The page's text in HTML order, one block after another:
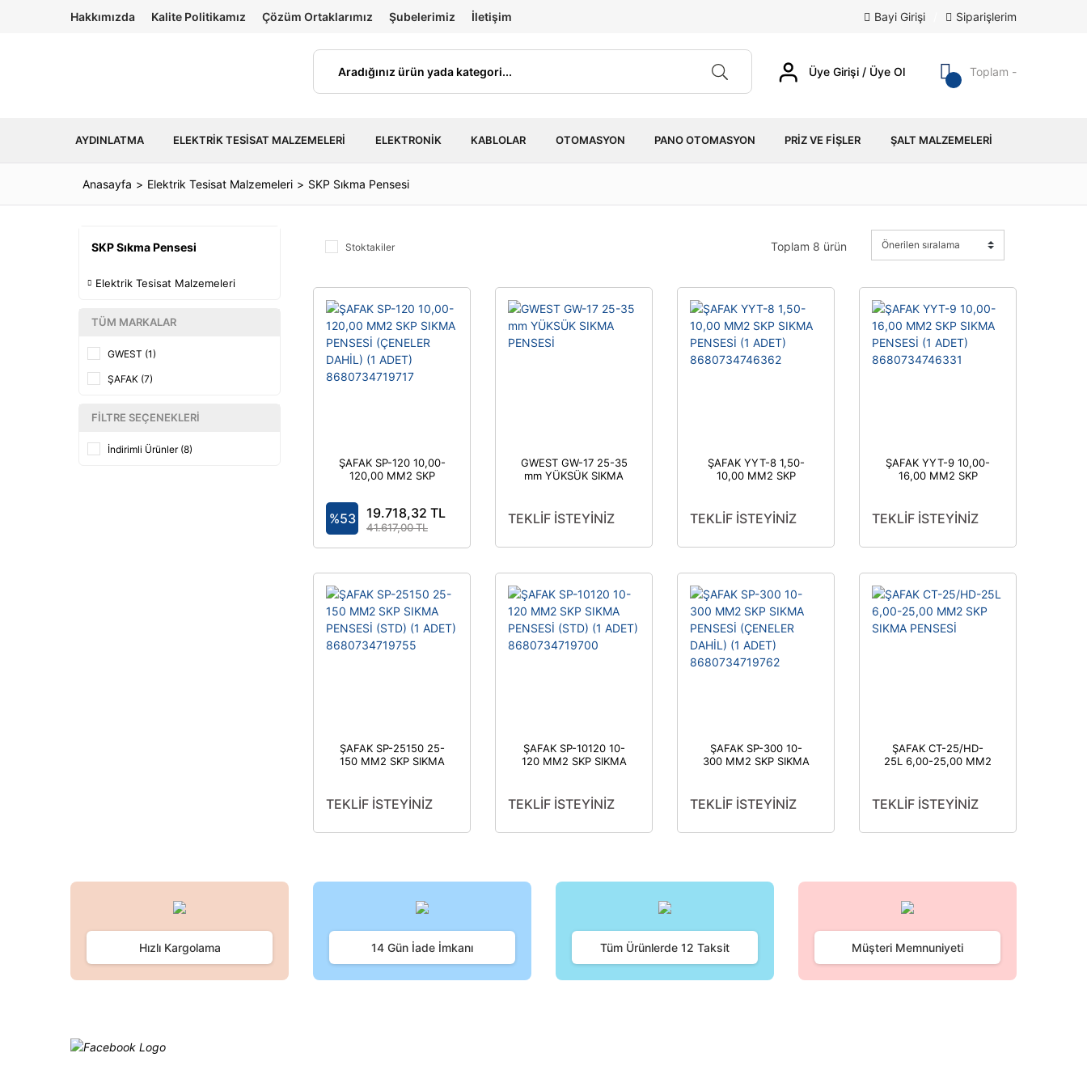
Hakkımızda Kalite Politikamız Çözüm Ortaklarımız Şubelerimiz İletişim Bayi Girişi Siparişlerim
Üye Girişi / Üye Ol Toplam -
AYDINLATMA ELEKTRIK TESISAT MALZEMELERI ELEKTRONIK KABLOLAR OTOMASYON PANO OTOMASYON PRIZ VE FIŞLER ŞALT MALZEMELERI
Anasayfa Elektrik Tesisat Malzemeleri SKP Sıkma Pensesi
SKP Sıkma Pensesi
Elektrik Tesisat Malzemeleri
TÜM MARKALAR
GWEST (1)
ŞAFAK (7)
FILTRE SEÇENEKLERI
İndirimli Ürünler (8)
Stoktakiler Toplam 8 ürün
ŞAFAK SP-120 10,00-
120,00 MM2 SKP
(ÇENELER DAHİL) (1
ADET)
8680734719717
%53 19.718,32 TL
41.617,00 TL
GWEST GW-17 25-35
mm YÜKSÜK SIKMA
TEKLİF İSTEYİNİZ
ŞAFAK YYT-8 1,50-
10,00 MM2 SKP
8680734746362
TEKLİF İSTEYİNİZ
ŞAFAK YYT-9 10,00-
16,00 MM2 SKP
8680734746331
TEKLİF İSTEYİNİZ
ŞAFAK SP-25150 25-
150 MM2 SKP SIKMA
8680734719755
TEKLİF İSTEYİNİZ
ŞAFAK SP-10120 10-
120 MM2 SKP SIKMA
8680734719700
TEKLİF İSTEYİNİZ
ŞAFAK SP-300 10-
300 MM2 SKP SIKMA
8680734719762
TEKLİF İSTEYİNİZ
ŞAFAK CT-25/HD-
25L 6,00-25,00 MM2
TEKLİF İSTEYİNİZ
Hızlı Kargolama 14 Gün İade İmkanı Tüm Ürünlerde 12 Taksit Müşteri Memnuniyeti